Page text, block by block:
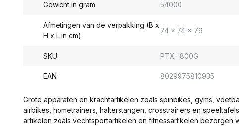
Gewicht in gram 54000
Afmetingen van de verpakking (B x
H x L in cm)
74 x 74 x 79
SKU PTX-1800G
EAN 8029975810935
Grote apparaten en krachtartikelen zoals spinbikes, gyms,
airbikes, hometrainers, halterstangen, crosstrainers en
artikelen zoals vechtsportartikelen en fitnessartikelen bezorgen